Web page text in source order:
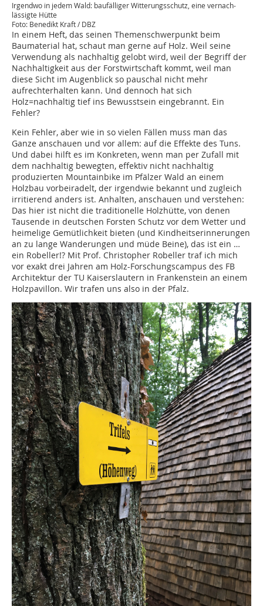
Irgendwo in jedem Wal­d: baufälliger Witterungsschutz, eine vernach­
lässigte Hütte
Foto: Benedikt Kraft / DBZ
In einem Heft, das seinen Themenschwerpunkt beim
Baumaterial hat, schaut man gerne auf Holz. Weil seine
Verwendung als nachhaltig gelobt wird, weil der Begriff der
Nachhaltigkeit aus der Forstwirtschaft kommt, weil man
diese Sicht im Augenblick so pauschal nicht mehr
aufrechterhalten kann. Und dennoch hat sich
Holz=nachhaltig tief ins Bewusstsein eingebrannt. Ein
Fehler?
Kein Fehler, aber wie in so vielen Fällen muss man das
Ganze anschauen und vor allem: auf die Effekte des Tuns.
Und dabei hilft es im Konkreten, wenn man per Zufall mit
dem nachhaltig bewegten, ­effektiv nicht nachhaltig
produzierten Mountainbike im Pfälzer Wald an einem
Holzbau vorbeiradelt, der irgendwie bekannt und zugleich
irritierend anders ist. Anhalten, anschauen und verstehen:
Das hier ist nicht die traditionelle Holzhütte, von denen
Tausende in deutschen Forsten Schutz vor dem Wetter und
heimelige Gemütlichkeit bieten (und Kindheitserinnerungen
an zu lange Wanderungen und müde Beine), das ist ein …
ein Robeller!? Mit Prof. Christopher Robeller traf ich mich
vor exakt drei Jahren am Holz-Forschungscampus des FB
Architektur der TU Kaiserslautern in Frankenstein an einem
Holzpavillon. Wir trafen uns also in der Pfalz.